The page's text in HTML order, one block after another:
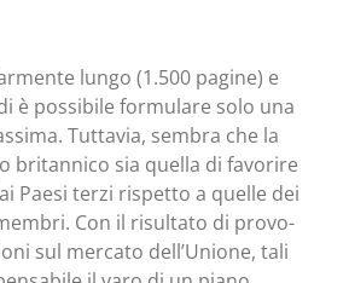
lun­go (1.500 pagi­ne) e
è pos­si­bi­le for­mu­la­re solo una
Tut­ta­via, sem­bra che la
bri­tan­ni­co sia quel­la di favo­ri­re
Pae­si ter­zi rispet­to a quel­le dei
Con il risul­ta­to di pro­vo­
sul mer­ca­to dell’Unione, tali